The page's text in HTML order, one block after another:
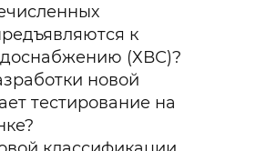
к
(ХВС)?
новой
тестирование на